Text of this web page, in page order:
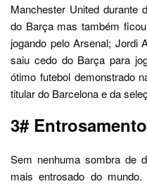
Manchester United durante
do Barça mas também
jogando pelo Arsenal; Jordi
saiu cedo do Barça para
ótimo futebol demonstrado
titular do Barcelona e da
3#
Sem nenhuma sombra de
mais entrosado do